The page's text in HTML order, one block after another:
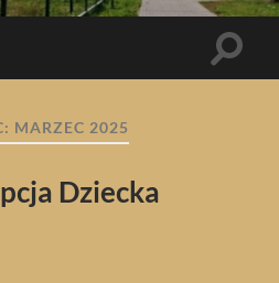
Toggle
MARZEC 2025
Dziecka